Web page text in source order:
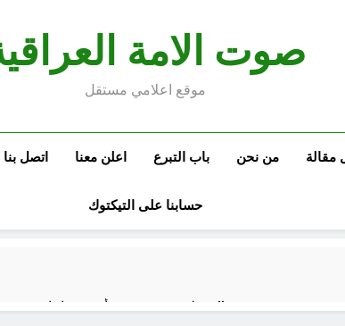
صوت الامة
موقع اعلامي مستقل
مقالة من نحن باب التبرع اعلن معنا اتصل بنا
حسابنا على التيكتوك
سطور حقيقية … وأخرى فانتازية سوريالية في الحقبة الديستوبية مع مؤسساتنا الصحية !!